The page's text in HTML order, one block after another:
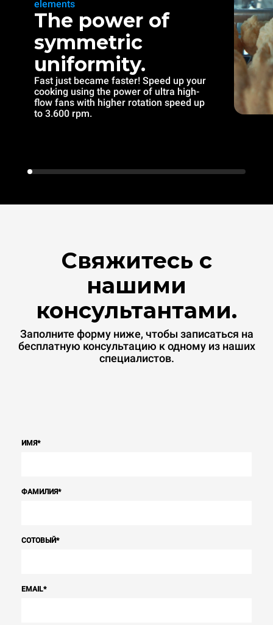
elements
The power of
symmetric
uniformity.
Fast just became faster! Speed up your
cooking using the power of ultra high-
flow fans with higher rotation speed up
to 3.600 rpm.
Свяжитесь с
нашими
консультантами.
Заполните форму ниже, чтобы записаться на
бесплатную консультацию к одному из наших
специалистов.
ИМЯ*
ФАМИЛИЯ*
СОТОВЫЙ*
EMAIL*